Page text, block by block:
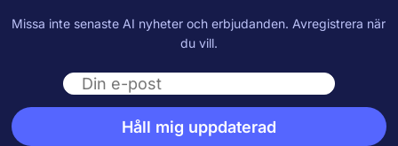
Missa inte senaste AI nyheter och erbjudanden. Avregistrera när
du vill.
Email
Håll mig uppdaterad